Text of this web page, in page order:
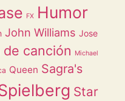
FX Humor
John Williams Jose
de canción Michael
Queen Sagra's
Star